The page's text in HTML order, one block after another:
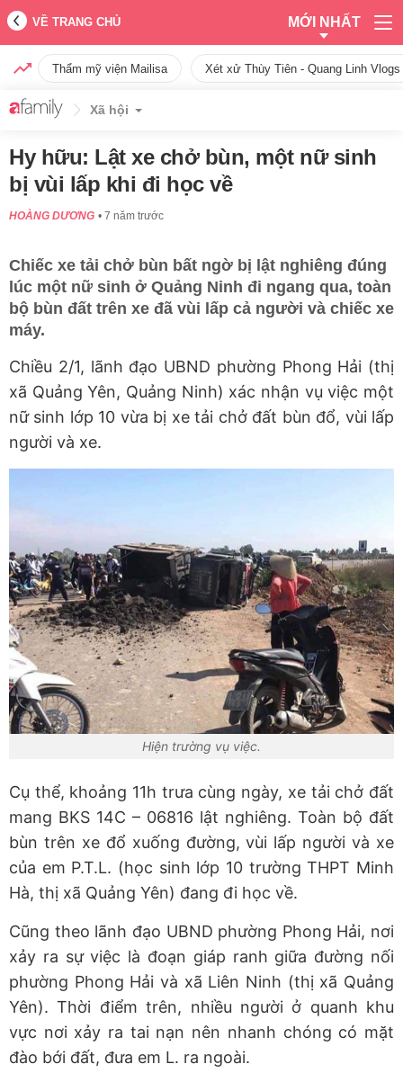
VỀ TRANG CHỦ MỚI NHẤT
Thẩm mỹ viện Mailisa Xét xử Thùy Tiên - Quang Linh
Xã hội
Hy hữu: Lật xe chở bùn, một nữ sinh
bị vùi lấp khi đi học về
HOÀNG DƯƠNG 7 năm trước
Chiếc xe tải chở bùn bất ngờ bị lật nghiêng đúng
lúc một nữ sinh ở Quảng Ninh đi ngang qua, toàn
bộ bùn đất trên xe đã vùi lấp cả người và chiếc xe
máy.
Chiều 2/1, lãnh đạo UBND phường Phong Hải (thị
xã Quảng Yên, Quảng Ninh) xác nhận vụ việc một
nữ sinh lớp 10 vừa bị xe tải chở đất bùn đổ, vùi lấp
người và xe.
Hiện trường vụ việc.
Cụ thể, khoảng 11h trưa cùng ngày, xe tải chở đất
mang BKS 14C – 06816 lật nghiêng. Toàn bộ đất
bùn trên xe đổ xuống đường, vùi lấp người và xe
của em P.T.L. (học sinh lớp 10 trường THPT Minh
Hà, thị xã Quảng Yên) đang đi học về.
Cũng theo lãnh đạo UBND phường Phong Hải, nơi
xảy ra sự việc là đoạn giáp ranh giữa đường nối
phường Phong Hải và xã Liên Ninh (thị xã Quảng
Yên). Thời điểm trên, nhiều người ở quanh khu
vực nơi xảy ra tai nạn nên nhanh chóng có mặt
đào bới đất, đưa em L. ra ngoài.